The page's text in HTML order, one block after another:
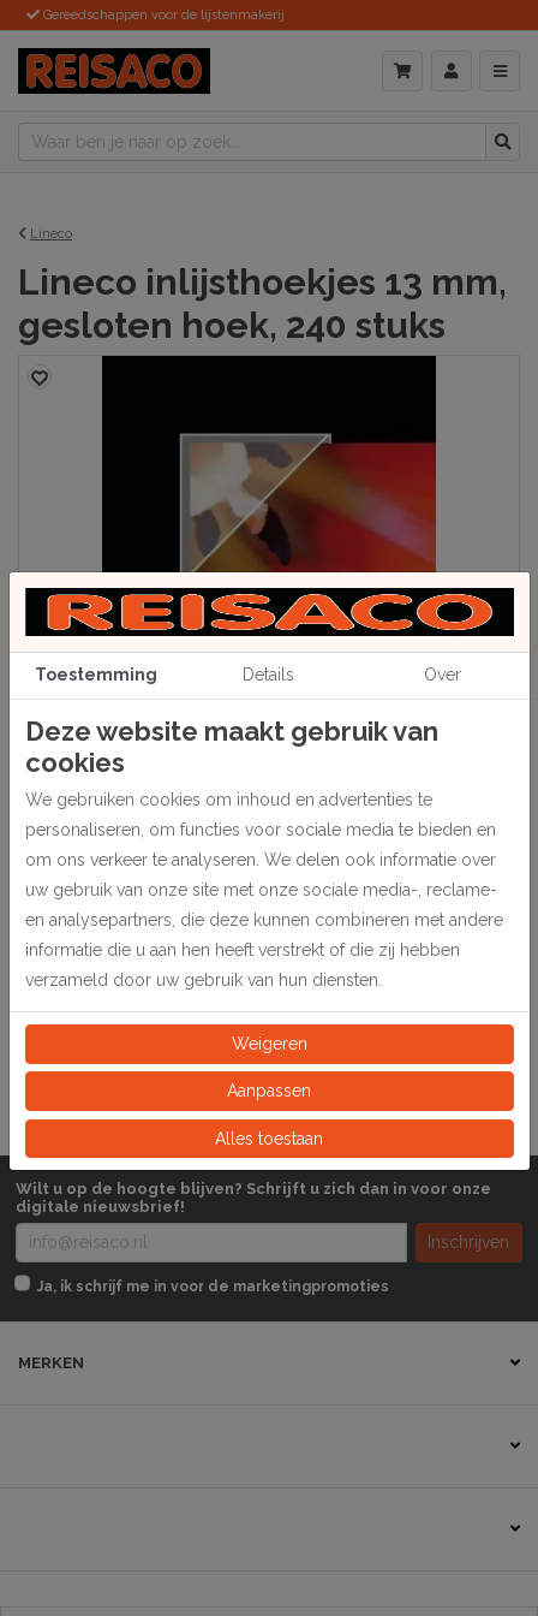
Gereedschappen voor de lijstenmakerij
Lineco
Lineco inlijsthoekjes 13 mm,
gesloten hoek, 240 stuks
Beschrijving
Vervaardigd van polyester met een gesloten hoek. 240 stuks.
Specificaties
Eeinheid Stuk
Wilt u op de hoogte blijven? Schrijft u zich dan in voor onze
digitale nieuwsbrief!
Inschrijven
Ja, ik schrijf me in voor de marketingpromoties
MERKEN
Toestemming Details Over
Deze website maakt gebruik van
cookies
We gebruiken cookies om inhoud en advertenties te
personaliseren, om functies voor sociale media te bieden en
om ons verkeer te analyseren. We delen ook informatie over
uw gebruik van onze site met onze sociale media-, reclame-
en analysepartners, die deze kunnen combineren met andere
informatie die u aan hen heeft verstrekt of die zij hebben
verzameld door uw gebruik van hun diensten.
Weigeren
Aanpassen
Alles toestaan